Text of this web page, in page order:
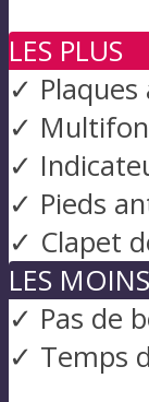
LES PLUS
✓ Plaques
✓
✓
✓ Pieds
✓ Clapet
LES MOINS
✓ Pas de
✓ Temps